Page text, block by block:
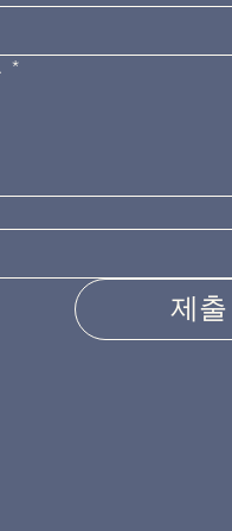
*
제출